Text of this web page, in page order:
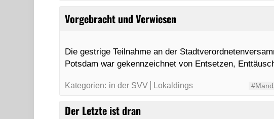
Vorgebracht und Verwiesen
Die gestrige Teilnahme an der
Potsdam war gekennzeichnet von Entsetzen,
Kategorien: in der SVV Lokaldings
Der Letzte ist dran